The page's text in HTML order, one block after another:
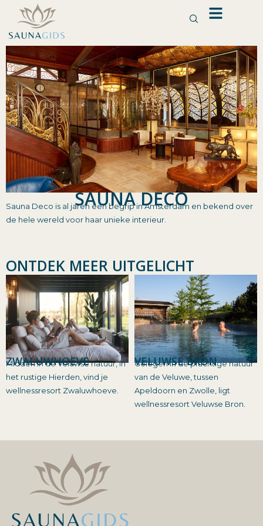
de
inhoud
SAUNA DECO
Sauna Deco is al jaren een begrip in Amsterdam en bekend over
de hele wereld voor haar unieke interieur.
ONTDEK MEER UITGELICHT
ZWALUWHOEVE
Midden in de Veluwse natuur, in
het rustige Hierden, vind je
wellnessresort Zwaluwhoeve.
VELUWSE BRON
Gelegen in de prachtige natuur
van de Veluwe, tussen
Apeldoorn en Zwolle, ligt
wellnessresort Veluwse Bron.